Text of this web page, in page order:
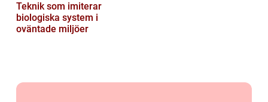
Teknik som imiterar
biologiska system i
oväntade miljöer